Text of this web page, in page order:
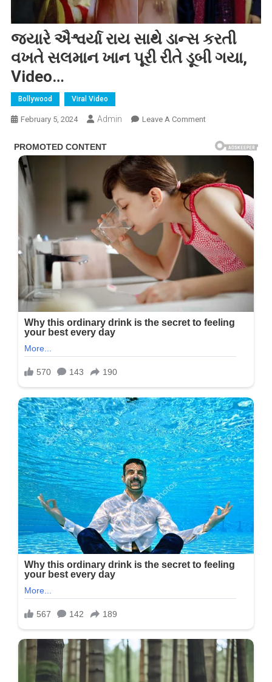
જ્યારે ઐશ્વર્યા રાય સાથે ડાન્સ કરતી
વખતે સલમાન ખાન પૂરી રીતે ડૂબી ગયા,
Video…
Bollywood Viral Video
February 5, 2024 Admin Leave A CommentOn
ઐશ્વર્યા
સાથે
ડાન્સ
કરતી
વખતે
સલમાન
ખાન
પૂરી
રીતે
ડૂબી
ગયા,
Video…